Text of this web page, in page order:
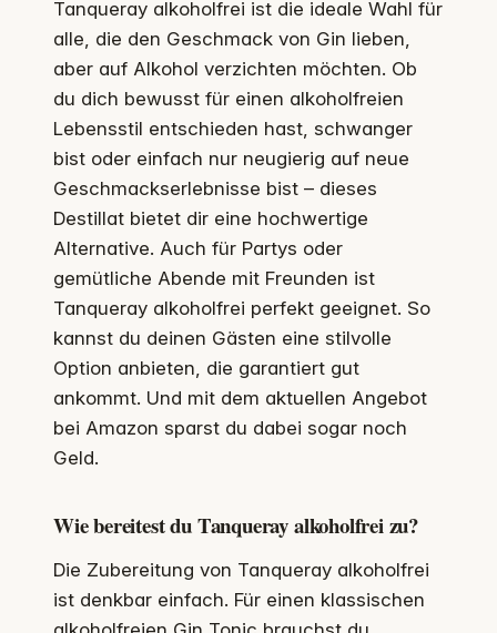
Tanqueray alkoholfrei ist die ideale Wahl für
alle, die den Geschmack von Gin lieben,
aber auf Alkohol verzichten möchten. Ob
du dich bewusst für einen alkoholfreien
Lebensstil entschieden hast, schwanger
bist oder einfach nur neugierig auf neue
Geschmackserlebnisse bist – dieses
Destillat bietet dir eine hochwertige
Alternative. Auch für Partys oder
gemütliche Abende mit Freunden ist
Tanqueray alkoholfrei perfekt geeignet. So
kannst du deinen Gästen eine stilvolle
Option anbieten, die garantiert gut
ankommt. Und mit dem aktuellen Angebot
bei Amazon sparst du dabei sogar noch
Geld.
Wie bereitest du Tanqueray alkoholfrei zu?
Die Zubereitung von Tanqueray alkoholfrei
ist denkbar einfach. Für einen klassischen